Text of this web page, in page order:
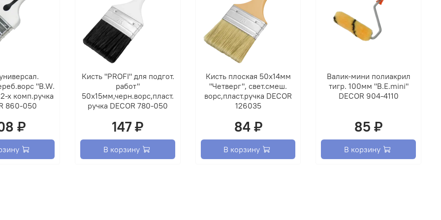
оригинальной
плотно
закрытой таре
Цвет / Блеск
рябина, орех, махагон / Глянцевый
Время
высыхания
каждого слоя
менее 1 ч.
Практическое
отверждение -
1 ч. Полное
"B.W.
х комп.ручка
860-050
₽
Кисть "PROFI" для подгот.
работ"
50х15мм,черн.ворс,пласт.
ручка DECOR 780-050
147 ₽
В корзину
Кисть плоская 50х14мм
"Четверг", свет.смеш.
ворс,пласт.ручка DECOR
126035
84 ₽
В корзину
Валик-мини полиакрил
тигр. 100мм "B.E.mini"
DECOR 904-4110
85 ₽
В корзину